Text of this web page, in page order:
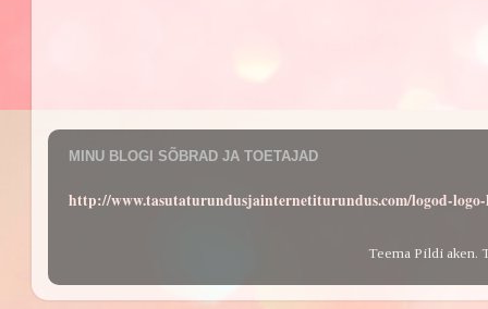
MINU BLOGI SÕBRAD JA TOETAJAD
http://www.tasutaturundusjainternetiturundus.com/logod-
Teema Pildi aken.